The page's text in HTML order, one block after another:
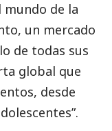
mundo de la
un mercado
de todas sus
global que
desde